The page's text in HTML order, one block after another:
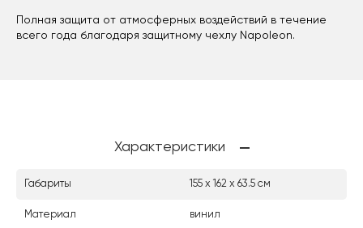
Полная защита от атмосферных воздействий в течение
всего года благодаря защитному чехлу Napoleon.
Характеристики
Габариты 155 х 162 х 63.5 см
Материал винил